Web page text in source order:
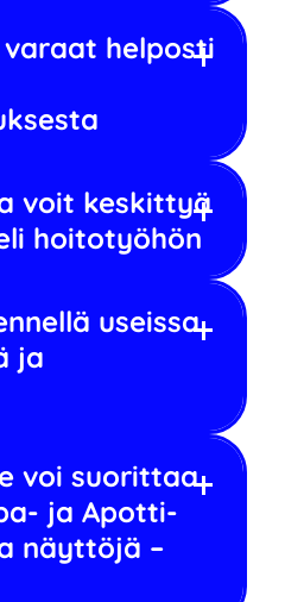
helposti
voit keskittyä
hoitotyöhön
useissa
ja
voi suorittaa
ja Apotti-
näyttöjä –